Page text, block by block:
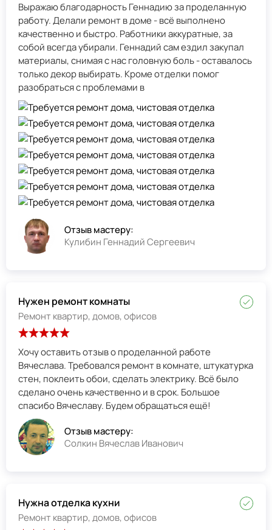
Выражаю благодарность Геннадию за проделанную
работу. Делали ремонт в доме - всё выполнено
качественно и быстро. Работники аккуратные, за
собой всегда убирали. Геннадий сам ездил закупал
материалы, снимая с нас головную боль - оставалось
только декор выбирать. Кроме отделки помог
разобраться с проблемами в
Отзыв мастеру:
Кулибин Геннадий Сергеевич
Нужен ремонт комнаты
Ремонт квартир, домов, офисов
Хочу оставить отзыв о проделанной работе
Вячеслава. Требовался ремонт в комнате, штукатурка
стен, поклеить обои, сделать электрику. Всё было
сделано очень качественно и в срок. Большое
спасибо Вячеславу. Будем обращаться ещё!
Отзыв мастеру:
Солкин Вячеслав Иванович
Нужна отделка кухни
Ремонт квартир, домов, офисов